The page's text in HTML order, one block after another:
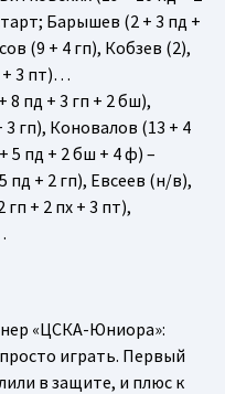
Барышев (2 + 3 пд +
(9 + 4 гп), Кобзев (2),
+ 3 пт)…
8 пд + 3 гп + 2 бш),
гп), Коновалов (13 + 4
5 пд + 2 бш + 4 ф) –
пд + 2 гп), Евсеев (н/в),
+ 2 пх + 3 пт),
«ЦСКА-Юниора»:
играть. Первый
в защите, и плюс к